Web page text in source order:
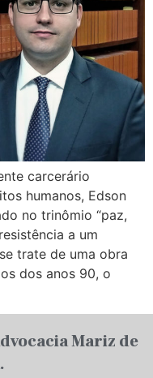
carcerário
humanos, Edson
no trinômio “paz,
a um
trate de uma obra
dos anos 90, o
Mariz de